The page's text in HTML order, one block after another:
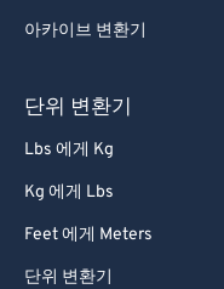
아카이브 변환기
단위 변환기
Lbs 에게 Kg
Kg 에게 Lbs
Feet 에게 Meters
단위 변환기